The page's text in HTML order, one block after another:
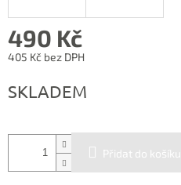
490 Kč
405 Kč bez DPH
cena:
SKLADEM
Přidat do košíku